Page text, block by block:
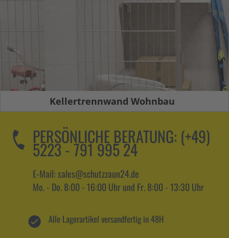
Kellertrennwand Wohnbau
PERSÖNLICHE BERATUNG: (+49)
5223 - 791 995 24
E-Mail: sales@schutzzaun24.de
Mo. - Do. 8:00 - 16:00 Uhr und Fr. 8:00 - 13:30 Uhr
Alle Lagerartikel versandfertig in 48H